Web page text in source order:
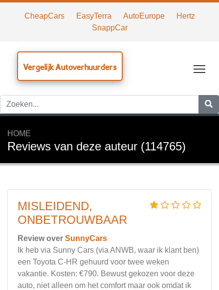
CheapCars EasyTerra AutoEurope
Hertz
SnappCar
Vergelijk Autoverhuurders
HOME
Reviews van deze auteur (114765)
MISLEIDEND,
ONBETROUWBAAR
Review over SunnyCars
Ik heb via Sunny Cars (via ANWB, waar ik klant ben)
een Toyota C-HR gehuurd voor twee weken
vakantie. Kosten: €790. Bewust gekozen voor deze
auto, niet alleen om het comfort maar ook omdat ik